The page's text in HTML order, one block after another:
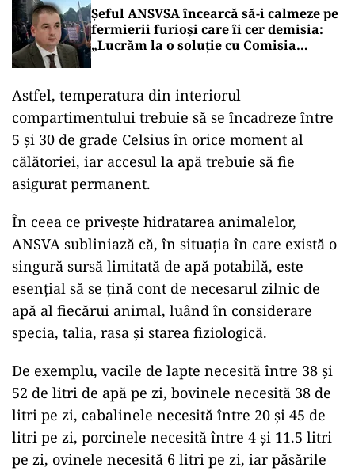
Șeful ANSVSA încearcă să-i calmeze pe
fermierii furioși care îi cer demisia:
„Lucrăm la o soluție cu Comisia
Astfel, temperatura din interiorul
compartimentului trebuie să se încadreze între
5 și 30 de grade Celsius în orice moment al
călătoriei, iar accesul la apă trebuie să fie
asigurat permanent.
În ceea ce privește hidratarea animalelor,
ANSVA subliniază că, în situația în care există o
singură sursă limitată de apă potabilă, este
esențial să se țină cont de necesarul zilnic de
apă al fiecărui animal, luând în considerare
specia, talia, rasa și starea fiziologică.
De exemplu, vacile de lapte necesită între 38 și
52 de litri de apă pe zi, bovinele necesită 38 de
litri pe zi, cabalinele necesită între 20 și 45 de
litri pe zi, porcinele necesită între 4 și 11.5 litri
pe zi, ovinele necesită 6 litri pe zi, iar păsările